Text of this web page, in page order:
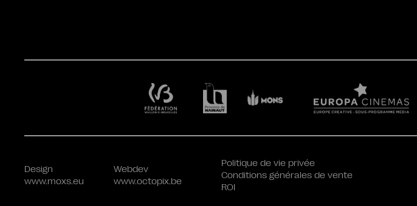
Design
www.moxs.eu
Webdev
www.octopix.be
Politique de vie privée
Conditions générales de vente
ROI